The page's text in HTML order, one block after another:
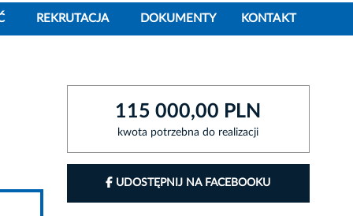
REKRUTACJA DOKUMENTY KONTAKT
115 000,00 PLN
kwota potrzebna do realizacji
UDOSTĘPNIJ NA FACEBOOKU